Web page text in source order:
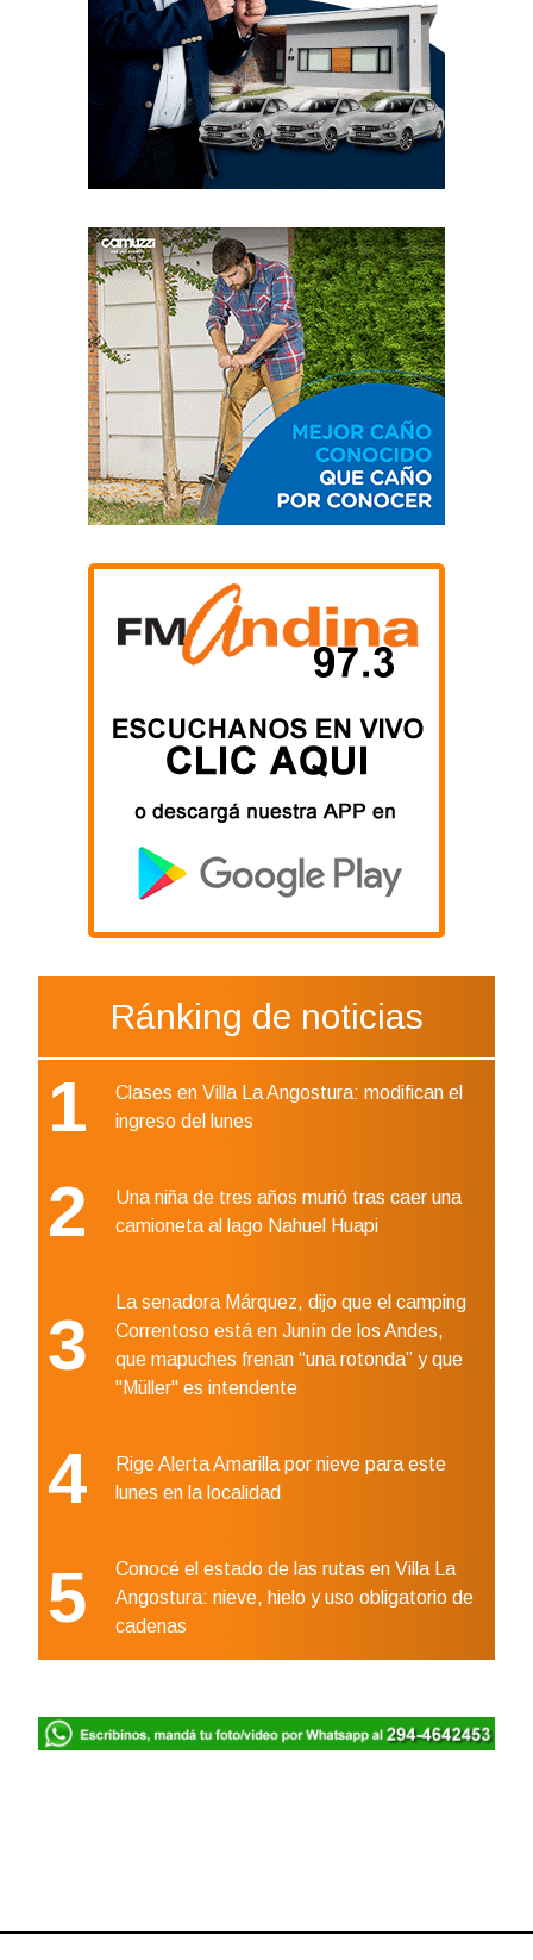
Ránking de noticias
1
Clases en Villa La Angostura: modifican el
ingreso del lunes
2
Una niña de tres años murió tras caer una
camioneta al lago Nahuel Huapi
3
La senadora Márquez, dijo que el camping
Correntoso está en Junín de los Andes,
que mapuches frenan “una rotonda” y que
"Müller" es intendente
4
Rige Alerta Amarilla por nieve para este
lunes en la localidad
5
Conocé el estado de las rutas en Villa La
Angostura: nieve, hielo y uso obligatorio de
cadenas